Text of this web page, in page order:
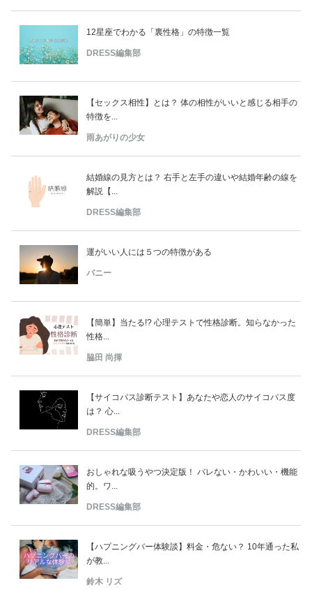
12星座でわかる「裏性格」の特徴一覧
DRESS編集部
【セックス相性】とは？ 体の相性がいいと感じる相手の
特徴を...
雨あがりの少女
結婚線の見方とは？ 右手と左手の違いや結婚年齢の線を
解説【...
DRESS編集部
運がいい人には５つの特徴がある
バニー
【簡単】当たる!? 心理テストで性格診断。知らなかった
性格...
脇田 尚揮
【サイコパス診断テスト】あなたや恋人のサイコパス度
は？ 心...
DRESS編集部
おしゃれな吸うやつ決定版！ バレない・かわいい・機能
的。ワ...
DRESS編集部
【ハプニングバー体験談】料金・危ない？ 10年通った私
が教...
鈴木 リズ